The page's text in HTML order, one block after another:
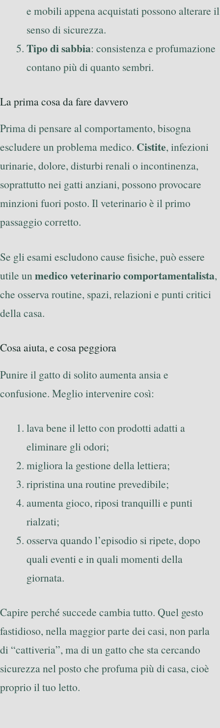
e mobili appena acquistati possono alterare il
senso di sicurezza.
Tipo di sabbia: consistenza e profumazione
contano più di quanto sembri.
La prima cosa da fare davvero
Prima di pensare al comportamento, bisogna
escludere un problema medico. Cistite, infezioni
urinarie, dolore, disturbi renali o incontinenza,
soprattutto nei gatti anziani, possono provocare
minzioni fuori posto. Il veterinario è il primo
passaggio corretto.
Se gli esami escludono cause fisiche, può essere
utile unmedico veterinario comportamentalista,
che osserva routine, spazi, relazioni e punti critici
della casa.
Cosa aiuta, e cosa peggiora
Punire il gatto di solito aumenta ansia e
confusione. Meglio intervenire così:
lava bene il letto con prodotti adatti a
eliminare gli odori;
migliora la gestione della lettiera;
ripristina una routine prevedibile;
aumenta gioco, riposi tranquilli e punti
rialzati;
osserva quando l’episodio si ripete, dopo
quali eventi e in quali momenti della
giornata.
Capire perché succede cambia tutto. Quel gesto
fastidioso, nella maggior parte dei casi, non parla
di “cattiveria”, ma di un gatto che sta cercando
sicurezza nel posto che profuma più di casa, cioè
proprio il tuo letto.